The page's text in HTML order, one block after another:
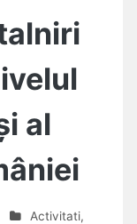
al
Activitati,